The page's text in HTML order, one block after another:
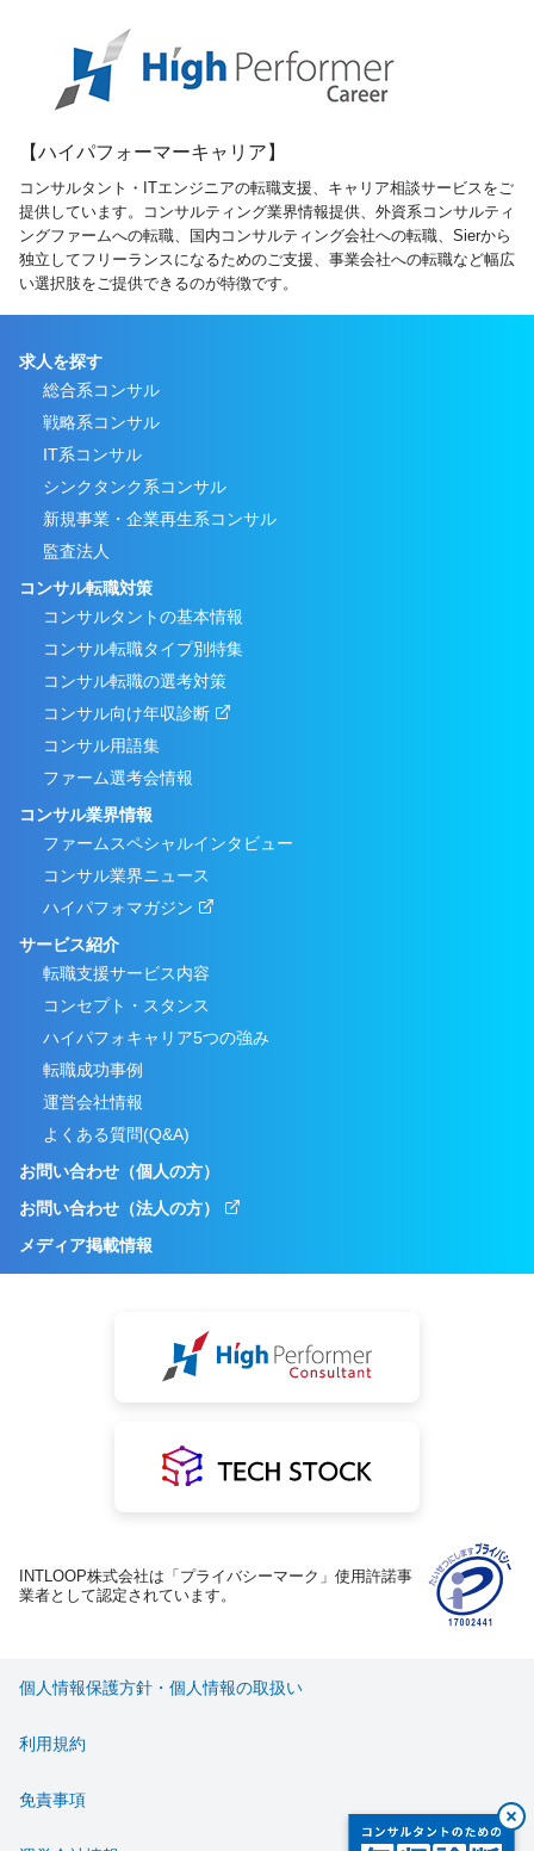
【ハイパフォーマーキャリア】
コンサルタント・ITエンジニアの転職支援、キャリア相談サービスをご
提供しています。コンサルティング業界情報提供、外資系コンサルティ
ングファームへの転職、国内コンサルティング会社への転職、Sierから
独立してフリーランスになるためのご支援、事業会社への転職など幅広
い選択肢をご提供できるのが特徴です。
求人を探す
総合系コンサル
戦略系コンサル
IT系コンサル
シンクタンク系コンサル
新規事業・企業再生系コンサル
監査法人
コンサル転職対策
コンサルタントの基本情報
コンサル転職タイプ別特集
コンサル転職の選考対策
コンサル向け年収診断
コンサル用語集
ファーム選考会情報
コンサル業界情報
ファームスペシャルインタビュー
コンサル業界ニュース
ハイパフォマガジン
サービス紹介
転職支援サービス内容
コンセプト・スタンス
ハイパフォキャリア5つの強み
転職成功事例
運営会社情報
よくある質問(Q&A)
お問い合わせ（個人の方）
お問い合わせ（法人の方）
メディア掲載情報
INTLOOP株式会社は「プライバシーマーク」使用許諾事
業者として認定されています。
個人情報保護方針・個人情報の取扱い
利用規約
免責事項